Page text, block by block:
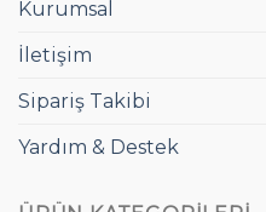
Kurumsal
İletişim
Sipariş Takibi
Yardım & Destek